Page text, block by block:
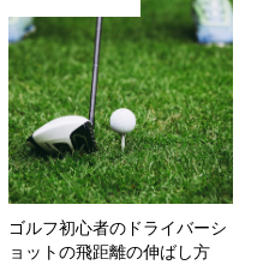
ゴルフ初心者のドライバーシ
ョットの飛距離の伸ばし方